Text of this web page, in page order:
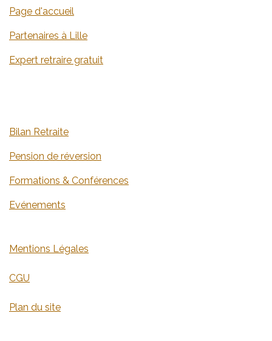
​​​​​​​​​​​​​​​​​​​​​​​​​​​​​​​​​​​​Page d'accueil
​​​​​​​​​​​​​​​​​​​​​​​​​​​​​​​​Partenaires à Lille
Expert retraire gratuit
​​​​​​​​B​i​lan​ ​R​e​tr​a​ite
​​​​​​​​​​​​​​​​​​​​​​​​​​​​​​​​​​​​P​e​nsion de réversi​o​n
​​​​​​​​​​​​​​​​​​​​​​​​​​​​​​​​​F​orm​atio​n​s​ ​&​ ​C​on​fé​re​nce​s
​​​​​​​​​​​​​​​​​​​​​​​​​​​​​​​​​​​​​​​​​​​​​​E​v​é​n​e​me​nt​s
M​en​tions ​L​é​g​a​les
​​C​G​U
Plan du site